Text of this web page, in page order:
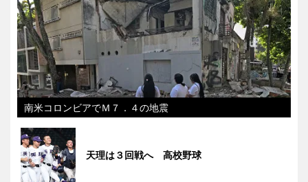
南米コロンビアでＭ７．４の地震
天理は３回戦へ 高校野球